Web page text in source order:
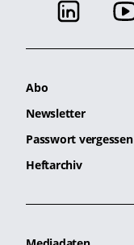
Abo
Newsletter
Passwort vergessen
Heftarchiv